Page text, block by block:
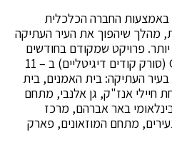
באמצעות החברה הכלכלית
מהלך שיהפוך את העיר העתיקה
יותר. פרויקט שמקודם בחודשים
האחרונים הוא הצבת QR code (סורק קודים דיגיטליים) ב – 11
בעיר העתיקה: בית האמנים, בית
חיילי אנז"ק, גן אלנבי, מתחם
בינלאומי באר אברהם, מרכז
מתחם המוזאונים, פארק